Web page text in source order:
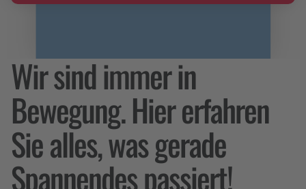
Wir sind immer in
Bewegung. Hier erfahren
Sie alles, was gerade
Spannendes passiert!